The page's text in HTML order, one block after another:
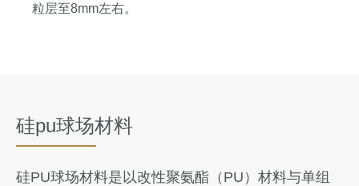
粒层至8mm左右。
硅pu球场材料
硅PU球场材料是以改性聚氨酯（PU）材料与单组